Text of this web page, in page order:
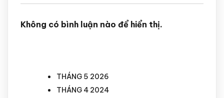
Không có bình luận nào để hiển thị.
THÁNG 5 2026
THÁNG 4 2024